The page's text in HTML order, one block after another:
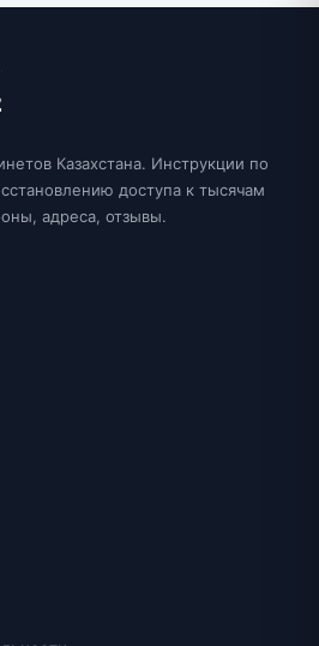
Казахстана. Инструкции по
доступа к тысячам
адреса, отзывы.